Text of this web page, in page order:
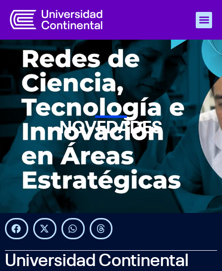
NOVEDADES
Universidad Continental